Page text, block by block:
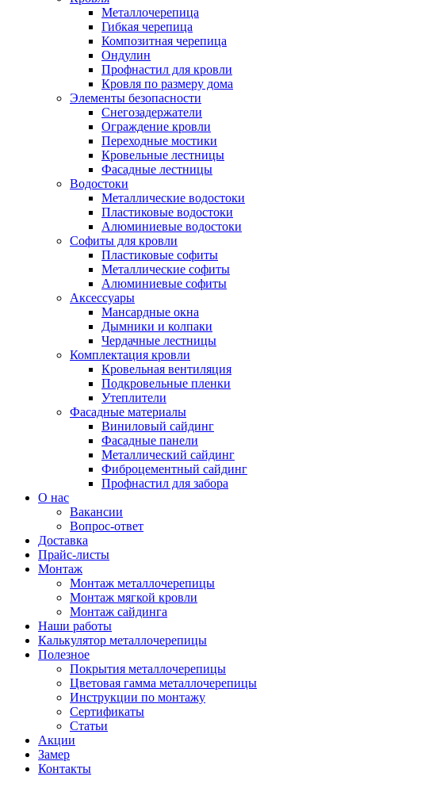
Металлочерепица
Гибкая черепица
Композитная черепица
Ондулин
Профнастил для кровли
Кровля по размеру дома
Элементы безопасности
Снегозадержатели
Ограждение кровли
Переходные мостики
Кровельные лестницы
Фасадные лестницы
Водостоки
Металлические водостоки
Пластиковые водостоки
Алюминиевые водостоки
Софиты для кровли
Пластиковые софиты
Металлические софиты
Алюминиевые софиты
Аксессуары
Мансардные окна
Дымники и колпаки
Чердачные лестницы
Комплектация кровли
Кровельная вентиляция
Подкровельные пленки
Утеплители
Фасадные материалы
Виниловый сайдинг
Фасадные панели
Металлический сайдинг
Фиброцементный сайдинг
Профнастил для забора
О нас
Вакансии
Вопрос-ответ
Доставка
Прайс-листы
Монтаж
Монтаж металлочерепицы
Монтаж мягкой кровли
Монтаж сайдинга
Наши работы
Калькулятор металлочерепицы
Полезное
Покрытия металлочерепицы
Цветовая гамма металлочерепицы
Инструкции по монтажу
Сертификаты
Статьи
Акции
Замер
Контакты